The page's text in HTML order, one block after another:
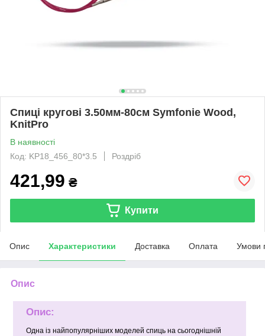
Спиці кругові 3.50мм-80см Symfonie Wood,
KnitPro
В наявності
Код: KP18_456_80*3.5
Роздріб
421,99 ₴
Купити
Опис Характеристики Доставка Оплата Умови
Опис
Опис:
Одна із найпопулярніших моделей спиць на сьогоднішній